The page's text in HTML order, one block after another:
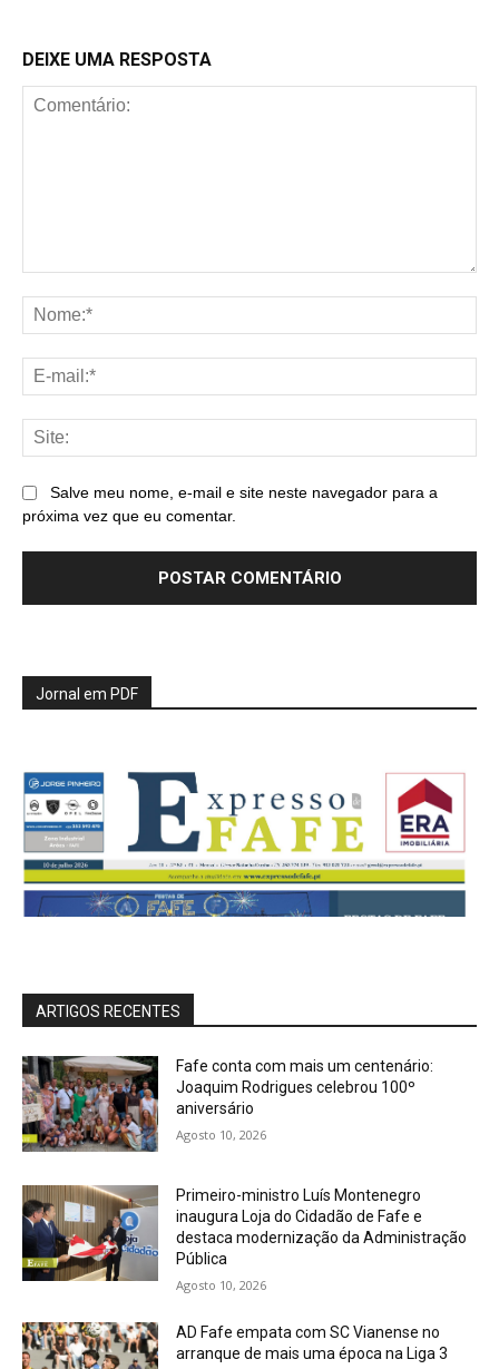
DEIXE UMA RESPOSTA
Salve meu nome, e-mail e site neste navegador para a
próxima vez que eu comentar.
Jornal em PDF
ARTIGOS RECENTES
Fafe conta com mais um centenário:
Joaquim Rodrigues celebrou 100º
aniversário
Agosto 10, 2026
Primeiro-ministro Luís Montenegro
inaugura Loja do Cidadão de Fafe e
destaca modernização da Administração
Pública
Agosto 10, 2026
AD Fafe empata com SC Vianense no
arranque de mais uma época na Liga 3